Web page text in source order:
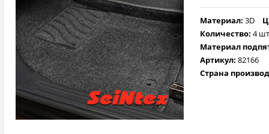
Материал:3D
Количество:4
Материал
Артикул:82166
Страна